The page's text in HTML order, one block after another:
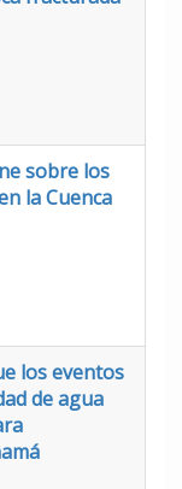
sobre los
la Cuenca
los eventos
de agua